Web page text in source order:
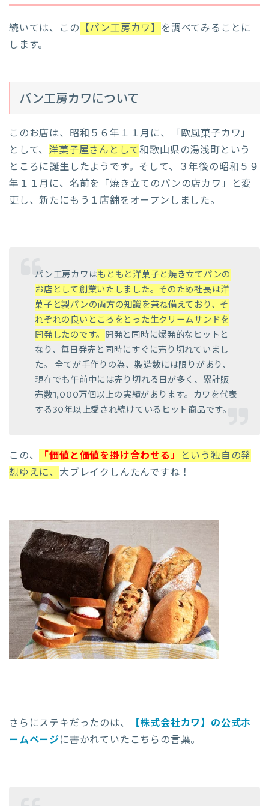
続いては、この 【パン工房カワ】 を調べてみることに
します。
パン工房カワについて
このお店は、昭和５６年１１月に、「欧風菓子カワ」
として、 洋菓子屋さんとして和歌山県の湯浅町という
ところに誕生したようです。そして、３年後の昭和５９
年１１月に、名前を「焼き立てのパンの店カワ」と変
更し、新たにもう１店舗をオープンしました。
パン工房カワはもともと洋菓子と焼き立てパンの
お店として創業いたしました。そのため社長は洋
菓子と製パンの両方の知識を兼ね備えており、そ
れぞれの良いところをとった生クリームサンドを
開発したのです。 開発と同時に爆発的なヒットと
なり、毎日発売と同時にすぐに売り切れていまし
た。 全てが手作りの為、製造数には限りがあり、
現在でも午前中には売り切れる日が多く、累計販
売数1,000万個以上の実績があります。カワを代表
する30年以上愛され続けているヒット商品です。
この、 「価値と価値を掛け合わせる」
という独自の発
想ゆえに、 大ブレイクしんたんですね！
さらにステキだったのは、【株式会社カワ】の公式ホ
ームページに書かれていたこちらの言葉。